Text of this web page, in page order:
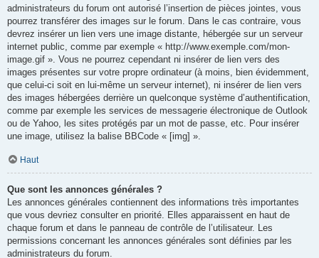
administrateurs du forum ont autorisé l’insertion de pièces jointes, vous
pourrez transférer des images sur le forum. Dans le cas contraire, vous
devrez insérer un lien vers une image distante, hébergée sur un serveur
internet public, comme par exemple « http://www.exemple.com/mon-
image.gif ». Vous ne pourrez cependant ni insérer de lien vers des
images présentes sur votre propre ordinateur (à moins, bien évidemment,
que celui-ci soit en lui-même un serveur internet), ni insérer de lien vers
des images hébergées derrière un quelconque système d’authentification,
comme par exemple les services de messagerie électronique de Outlook
ou de Yahoo, les sites protégés par un mot de passe, etc. Pour insérer
une image, utilisez la balise BBCode « [img] ».
Haut
Que sont les annonces générales ?
Les annonces générales contiennent des informations très importantes
que vous devriez consulter en priorité. Elles apparaissent en haut de
chaque forum et dans le panneau de contrôle de l’utilisateur. Les
permissions concernant les annonces générales sont définies par les
administrateurs du forum.